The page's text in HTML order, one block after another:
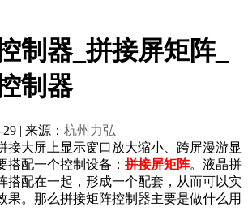
制器_拼接屏矩阵_
制器
29 | 来源： 杭州力弘
接大屏上显示窗口放大缩小、跨屏漫游显
搭配一个控制设备： 拼接屏矩阵。液晶拼
搭配在一起，形成一个配套，从而可以实
果。那么拼接矩阵控制器主要是做什么用